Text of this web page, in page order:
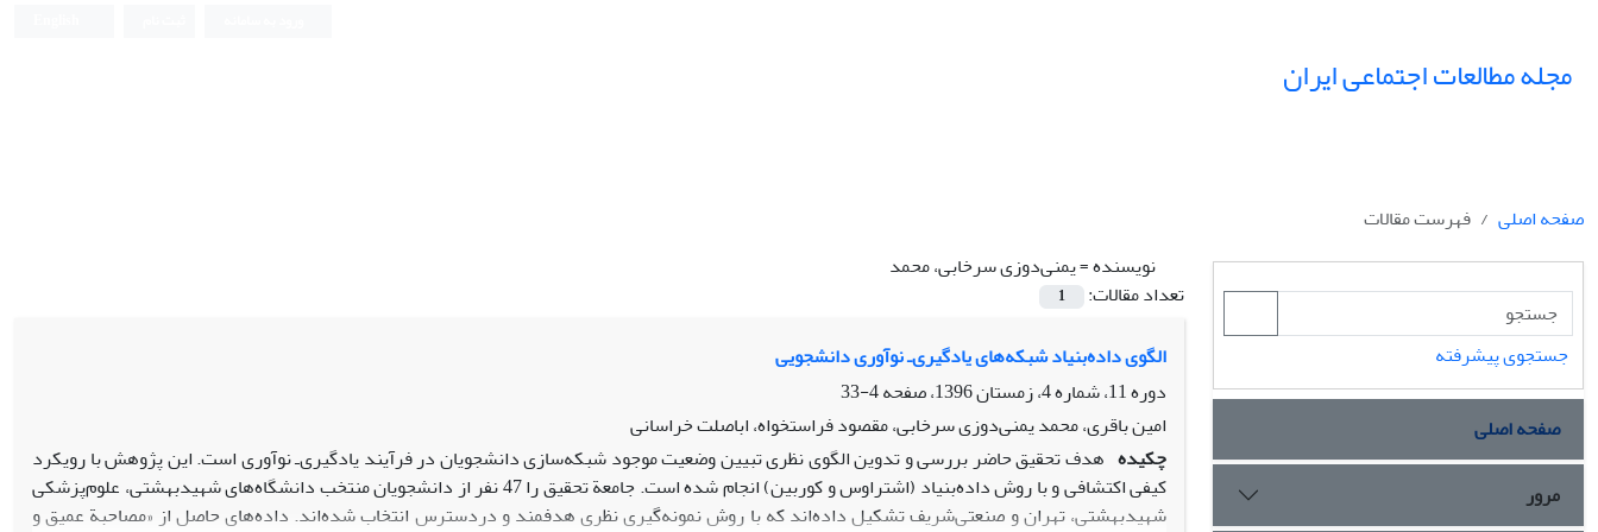
مجله مطالعات اجتماعی ایران
صفحه اصلی
فهرست مقالات
نویسنده =یمنی‌دوزی سرخابی، محمد
تعداد مقالات:
1
الگوی داده‌بنیاد شبکه‌های یادگیری‌ـ‌ نوآوری دانشجویی
دوره 11، شماره 4، زمستان 1396، صفحه
4-33
امین باقری، محمد یمنی‌دوزی سرخابی، مقصود فراستخواه، اباصلت خراسانی
چکیده هدف تحقیق حاضر بررسی و تدوین الگوی نظری تبیین وضعیت موجود شبکه‌سازی دانشجویان در فرآیند یادگیری‌ـ نوآوری است. این پژوهش با رویکرد
کیفی اکتشافی و با روش داده‌بنیاد (اشتراوس و کوربین) انجام شده است. جامعة تحقیق را 47 نفر از دانشجویان منتخب دانشگاه‌های شهیدبهشتی، علوم‌پزشکی
شهیدبهشتی، تهران و صنعتی‌شریف تشکیل داده‌اند که با روش نمونه‌گیری نظری هدفمند و دردسترس انتخاب شده‌اند. داده‌های حاصل از «مصاحبة عمیق و
جستجوی پیشرفته
صفحه اصلی
مرور